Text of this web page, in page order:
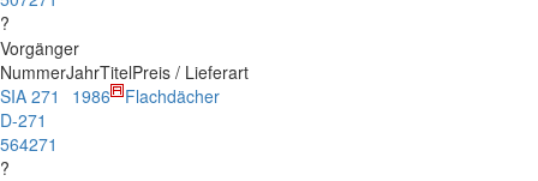
?
Vorgänger
NummerJahrTitelPreis / Lieferart
SIA 271
D-271
564271
?
1986 Flachdächer